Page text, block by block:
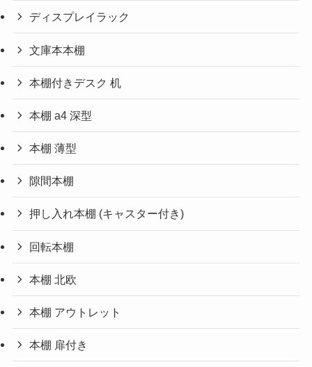
ディスプレイラック
文庫本本棚
本棚付きデスク 机
本棚 a4 深型
本棚 薄型
隙間本棚
押し入れ本棚 (キャスター付き)
回転本棚
本棚 北欧
本棚 アウトレット
本棚 扉付き